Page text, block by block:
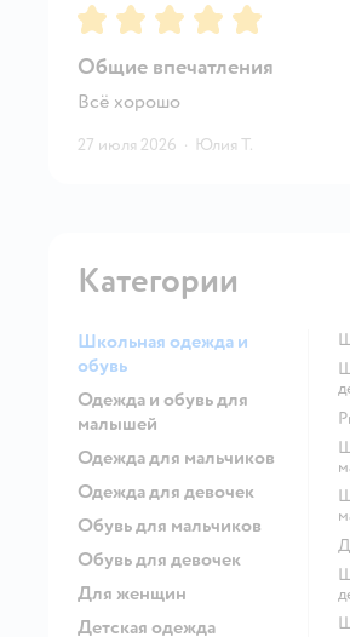
Рейтинг:5
Общие впечатления
Всё хорошо
27 июля 2026 · Юлия Т.
Категории
Школьная одежда и
обувь
Одежда и обувь для
малышей
Одежда для мальчиков
Одежда для девочек
Обувь для мальчиков
Обувь для девочек
Для женщин
Детская одежда
Школьная
Школьная
Школьные
Школьные
Школьные